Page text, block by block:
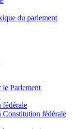
du parlement
le Parlement
fédérale
Constitution fédérale